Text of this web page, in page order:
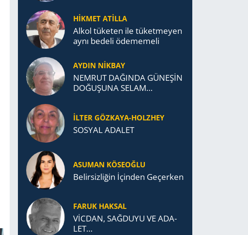
HİKMET ATİLLA
Alkol tü­ke­ten ile tü­ket­me­yen
aynı be­de­li öde­me­me­li
AYDIN NİKBAY
NEMRUT DAĞINDA GÜNEŞİN
DOĞUŞUNA SELAM
İLTER GÖZKAYA-HOLZHEY
SOSYAL ADALET
ASUMAN KÖSEOĞLU
Belirsizliğin İçinden Geçerken
FARUK HAKSAL
VİCDAN, SAĞ­DU­YU VE ADA­
LET…